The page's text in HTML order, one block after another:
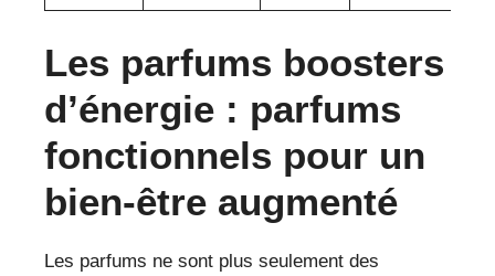
Les parfums boosters
d’énergie : parfums
fonctionnels pour un
bien-être augmenté
Les parfums ne sont plus seulement des